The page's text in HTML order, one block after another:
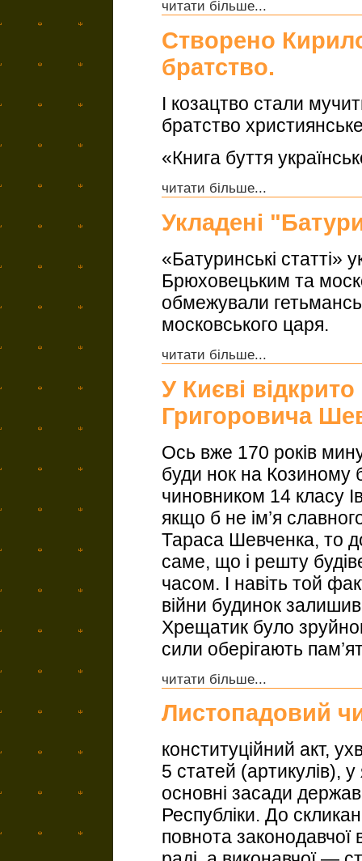
читати більше...
Створено
братство.
І козацтво стали
братство
«Книга буття
читати більше...
Укладені
«Батуринські статті»
Брюховецьким та
обмежували
московського царя.
читати більше...
У Києві
Григоровича
Ось вже 170 років
буди нок на Козиному
чиновником 14 класу
якщо б не ім’я
Тараса Шевченка, то
саме, що і решту
часом. І навіть той
війни будинок
Хрещатик було
сили оберігають
читати більше...
Листопадовий
конституційний акт,
5 статей (артикулів),
основні засади
Республіки. До
повнота